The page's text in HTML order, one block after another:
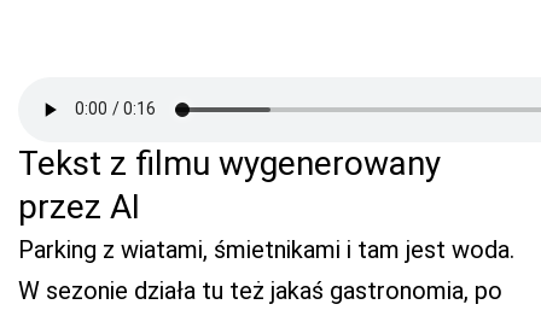
Tekst z filmu wygenerowany
przez AI
Parking z wiatami, śmietnikami i tam jest woda.
W sezonie działa tu też jakaś gastronomia, po